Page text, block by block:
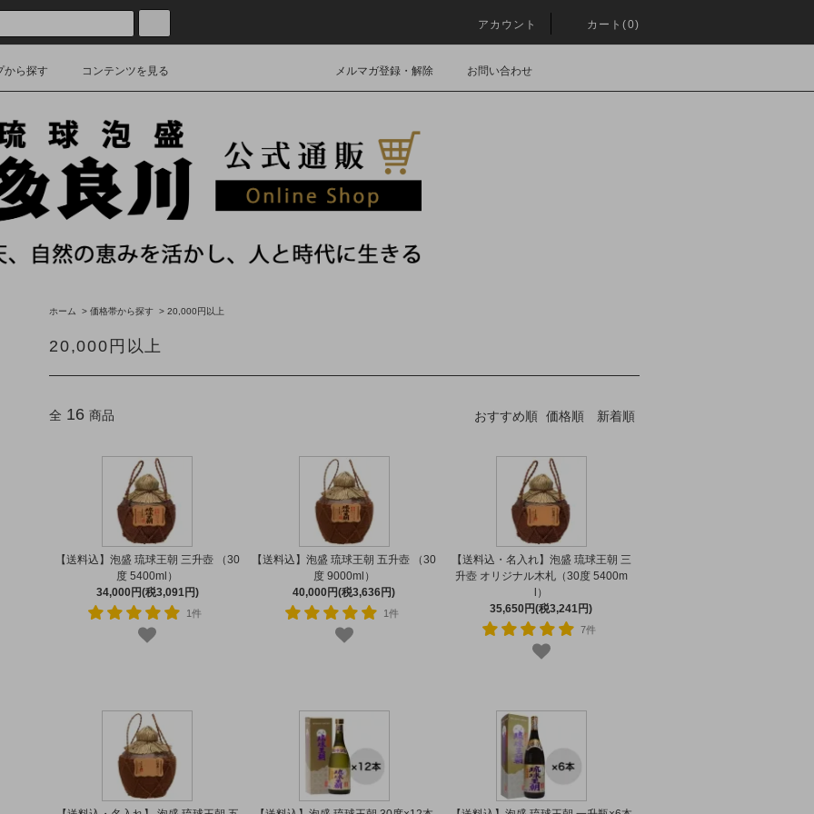
アカウント カート(0)
から探す コンテンツを見る メルマガ登録・解除 お問い合わせ
ホーム > 価格帯から探す > 20,000円以上
20,000円以上
全 16 商品 おすすめ順 価格順 新着順
【送料込】泡盛 琉球王朝 三升壺 （30
度 5400ml）
34,000円(税3,091円)
1件
【送料込】泡盛 琉球王朝 五升壺 （30
度 9000ml）
40,000円(税3,636円)
1件
【送料込・名入れ】泡盛 琉球王朝 三
升壺 オリジナル木札（30度 5400m
l）
35,650円(税3,241円)
7件